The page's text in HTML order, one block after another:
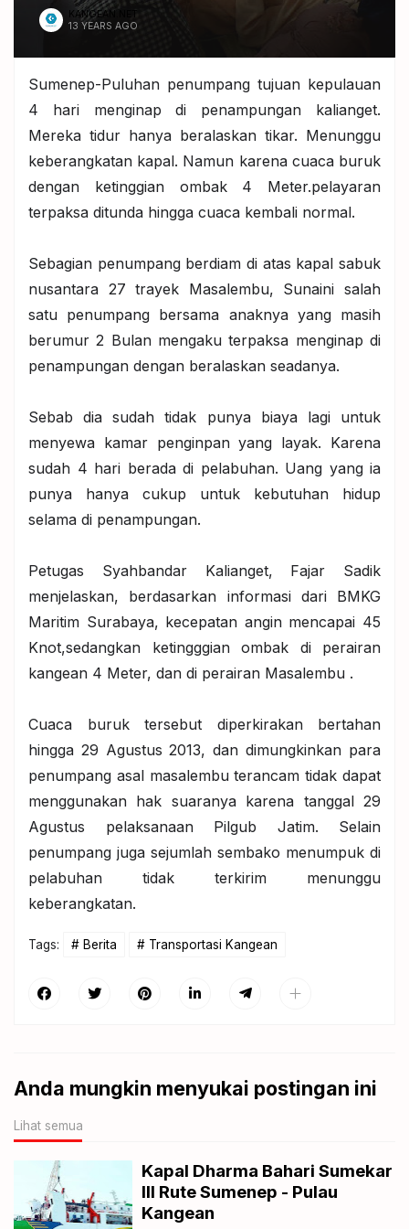
KANGEAN.NET
13 YEARS AGO
Sumenep-Puluhan penumpang tujuan kepulauan
4 hari menginap di penampungan kalianget.
Mereka tidur hanya beralaskan tikar. Menunggu
keberangkatan kapal. Namun karena cuaca buruk
dengan ketinggian ombak 4 Meter.pelayaran
terpaksa ditunda hingga cuaca kembali normal.
Sebagian penumpang berdiam di atas kapal sabuk
nusantara 27 trayek Masalembu, Sunaini salah
satu penumpang bersama anaknya yang masih
berumur 2 Bulan mengaku terpaksa menginap di
penampungan dengan beralaskan seadanya.
Sebab dia sudah tidak punya biaya lagi untuk
menyewa kamar penginpan yang layak. Karena
sudah 4 hari berada di pelabuhan. Uang yang ia
punya hanya cukup untuk kebutuhan hidup
selama di penampungan.
Petugas Syahbandar Kalianget, Fajar Sadik
menjelaskan, berdasarkan informasi dari BMKG
Maritim Surabaya, kecepatan angin mencapai 45
Knot,sedangkan ketingggian ombak di perairan
kangean 4 Meter, dan di perairan Masalembu .
Cuaca buruk tersebut diperkirakan bertahan
hingga 29 Agustus 2013, dan dimungkinkan para
penumpang asal masalembu terancam tidak dapat
menggunakan hak suaranya karena tanggal 29
Agustus pelaksanaan Pilgub Jatim. Selain
penumpang juga sejumlah sembako menumpuk di
pelabuhan tidak terkirim menunggu
keberangkatan.
Tags: Berita Transportasi Kangean
Anda mungkin menyukai postingan ini
Lihat semua
Kapal Dharma Bahari Sumekar
III Rute Sumenep - Pulau
Kangean